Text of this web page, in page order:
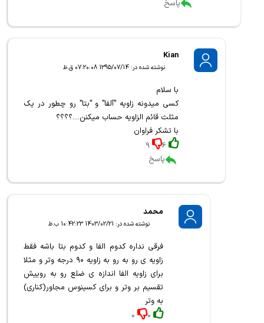
پاسخ
Kian
نوشته شده در: 1395/07/14 07:20:08 ق.ظ
با سلام
کسی میدونه زاویه "آلفا" و "بتا" رو چطور در یک
مثلث قائم الزاویه حساب میکنن....؟؟؟؟
با تشکر فراوان
6
9
پاسخ
محمد
نوشته شده در: 1403/02/21 10:42:23 ب.ظ
فرقی نداره کدوم الفا و کدوم بتا باشه فقط
زاویه ی رو به رو به زاویه ۹۰ درجه وتر و مثلا
برای زاویه الفا اندازه ی ضلع رو به روییش
تقسیم بر وتر و برای کسینوس مجاور(کناری)
به وتر
0
0